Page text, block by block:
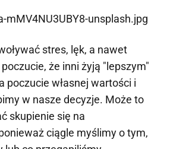
stres, lęk, a nawet
że inni żyją "lepszym"
poczucie własnej wartości i
w nasze decyzje. Może to
skupienie się na
ciągle myślimy o tym,